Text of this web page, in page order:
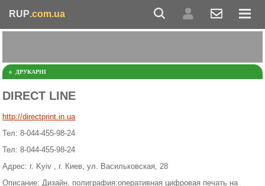
RUP.com.ua
ДРУКАРНІ
DIRECT LINE
http://directprint.in.ua
Тел: 8-044-455-98-24
Тел: 8-044-455-98-24
Адрес: г. Kyiv , г. Киев, ул. Васильковская, 28
Описание: Дизайн, полиграфия:оперативная цифровая печать на